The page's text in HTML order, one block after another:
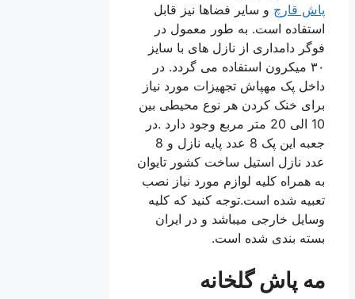
پاش قارچو سایر فضاها نیز قابل
استفاده است. به طور معمول در
فوگر دامداری از نازل های با سایز
۳۰ میکرون استفاده می گردد. در
داخل پک مهپاش تجهیزات مورد نیاز
برای خنک کردن هر نوع محیطی بین
10 الی 20 متر مربع وجود دارد .در
جعبه این پک 8 عدد پایه نازل و 8
عدد نازل استیل ساخت کشور تایوان
به همراه کلیه لوازم مورد نیاز نصب
تعبیه شده است.توجه کنید که کلیه
وسایل خارجی میباشد و در ایران
بسته بندی شده است.
مه پاش گلخانه